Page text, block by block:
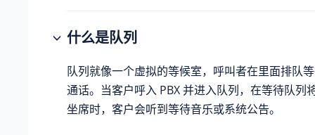
什么是队列
队列就像一个虚拟的等候室，呼叫者在里面排队
通话。当客户呼入 PBX 并进入队列，在等待队列
坐席时，客户会听到等待音乐或系统公告。